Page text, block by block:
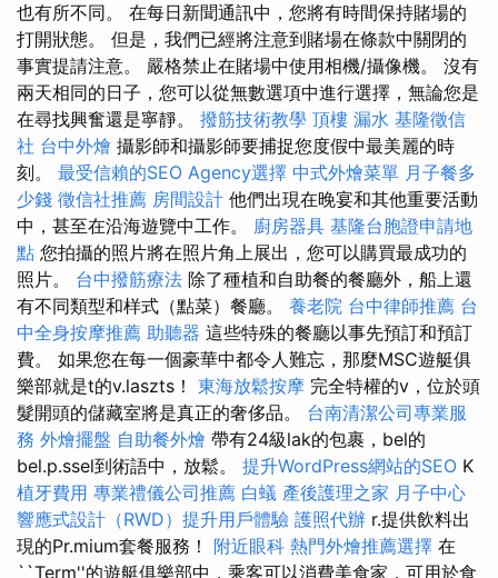
也有所不同。 在每日新聞通訊中，您將有時間保持賭場的
打開狀態。 但是，我們已經將注意到賭場在條款中關閉的
事實提請注意。 嚴格禁止在賭場中使用相機/攝像機。 沒有
兩天相同的日子，您可以從無數選項中進行選擇，無論您是
在尋找興奮還是寧靜。 撥筋技術教學 頂樓 漏水 基隆徵信
社 台中外燴 攝影師和攝影師要捕捉您度假中最美麗的時
刻。 最受信賴的SEO Agency選擇 中式外燴菜單 月子餐多
少錢 徵信社推薦 房間設計 他們出現在晚宴和其他重要活動
中，甚至在沿海遊覽中工作。 廚房器具 基隆台胞證申請地
點 您拍攝的照片將在照片角上展出，您可以購買最成功的
照片。 台中撥筋療法 除了種植和自助餐的餐廳外，船上還
有不同類型和样式（點菜）餐廳。 養老院 台中律師推薦 台
中全身按摩推薦 助聽器 這些特殊的餐廳以事先預訂和預訂
費。 如果您在每一個豪華中都令人難忘，那麼MSC遊艇俱
樂部就是t的v.laszts！ 東海放鬆按摩 完全特權的v，位於頭
髮開頭的儲藏室將是真正的奢侈品。 台南清潔公司專業服
務 外燴擺盤 自助餐外燴 帶有24級lak的包裹，bel的
bel.p.ssel到術語中，放鬆。 提升WordPress網站的SEO K
植牙費用 專業禮儀公司推薦 白蟻 產後護理之家 月子中心
響應式設計（RWD）提升用戶體驗 護照代辦 r.提供飲料出
現的Pr.mium套餐服務！ 附近眼科 熱門外燴推薦選擇 在
``Term''的遊艇俱樂部中，乘客可以消費美食家，可用於食